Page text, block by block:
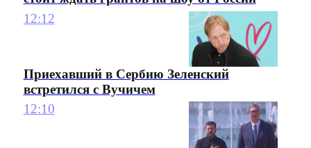
12:12
Приехавший в Сербию Зеленский
встретился с Вучичем
12:10